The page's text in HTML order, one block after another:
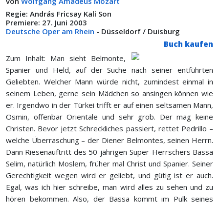
Regie: András Fricsay Kali Son
Premiere: 27. Juni 2003
Deutsche Oper am Rhein - Düsseldorf / Duisburg
Buch kaufen
Zum Inhalt: Man sieht Belmonte,
Spanier und Held, auf der Suche nach seiner entführten
Geliebten. Welcher Mann würde nicht, zumindest einmal in
seinem Leben, gerne sein Mädchen so ansingen können wie
er. Irgendwo in der Türkei trifft er auf einen seltsamen Mann,
Osmin, offenbar Orientale und sehr grob. Der mag keine
Christen. Bevor jetzt Schreckliches passiert, rettet Pedrillo –
welche Überraschung – der Diener Belmontes, seinen Herrn.
Dann Riesenauftritt des 50-jährigen Super-Herrschers Bassa
Selim, natürlich Moslem, früher mal Christ und Spanier. Seiner
Gerechtigkeit wegen wird er geliebt, und gütig ist er auch.
Egal, was ich hier schreibe, man wird alles zu sehen und zu
hören bekommen. Also, der Bassa kommt im Pulk seines